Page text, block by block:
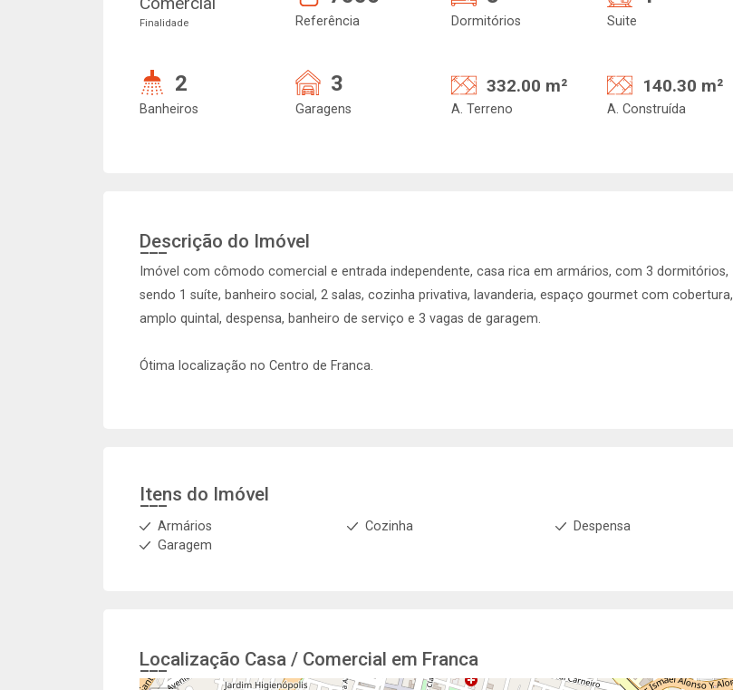
Finalidade Referência Dormitórios Suite
2
Banheiros
3
Garagens
332.00 m²
A. Terreno
140.30 m²
A. Construída
Descrição do Imóvel
Imóvel com cômodo comercial e entrada independente, casa rica em armários, com 3 dormitórios,
sendo 1 suíte, banheiro social, 2 salas, cozinha privativa, lavanderia, espaço gourmet com cobertura,
amplo quintal, despensa, banheiro de serviço e 3 vagas de garagem.
Ótima localização no Centro de Franca.
Itens do Imóvel
Armários Cozinha
Despensa
Garagem
Localização Casa / Comercial em Franca